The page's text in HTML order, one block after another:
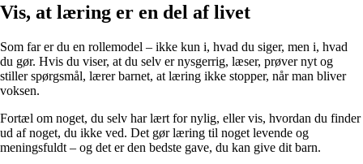
Vis, at læring er en del af livet
Som far er du en rollemodel – ikke kun i, hvad du siger, men i, hvad
du gør. Hvis du viser, at du selv er nysgerrig, læser, prøver nyt og
stiller spørgsmål, lærer barnet, at læring ikke stopper, når man bliver
voksen.
Fortæl om noget, du selv har lært for nylig, eller vis, hvordan du finder
ud af noget, du ikke ved. Det gør læring til noget levende og
meningsfuldt – og det er den bedste gave, du kan give dit barn.